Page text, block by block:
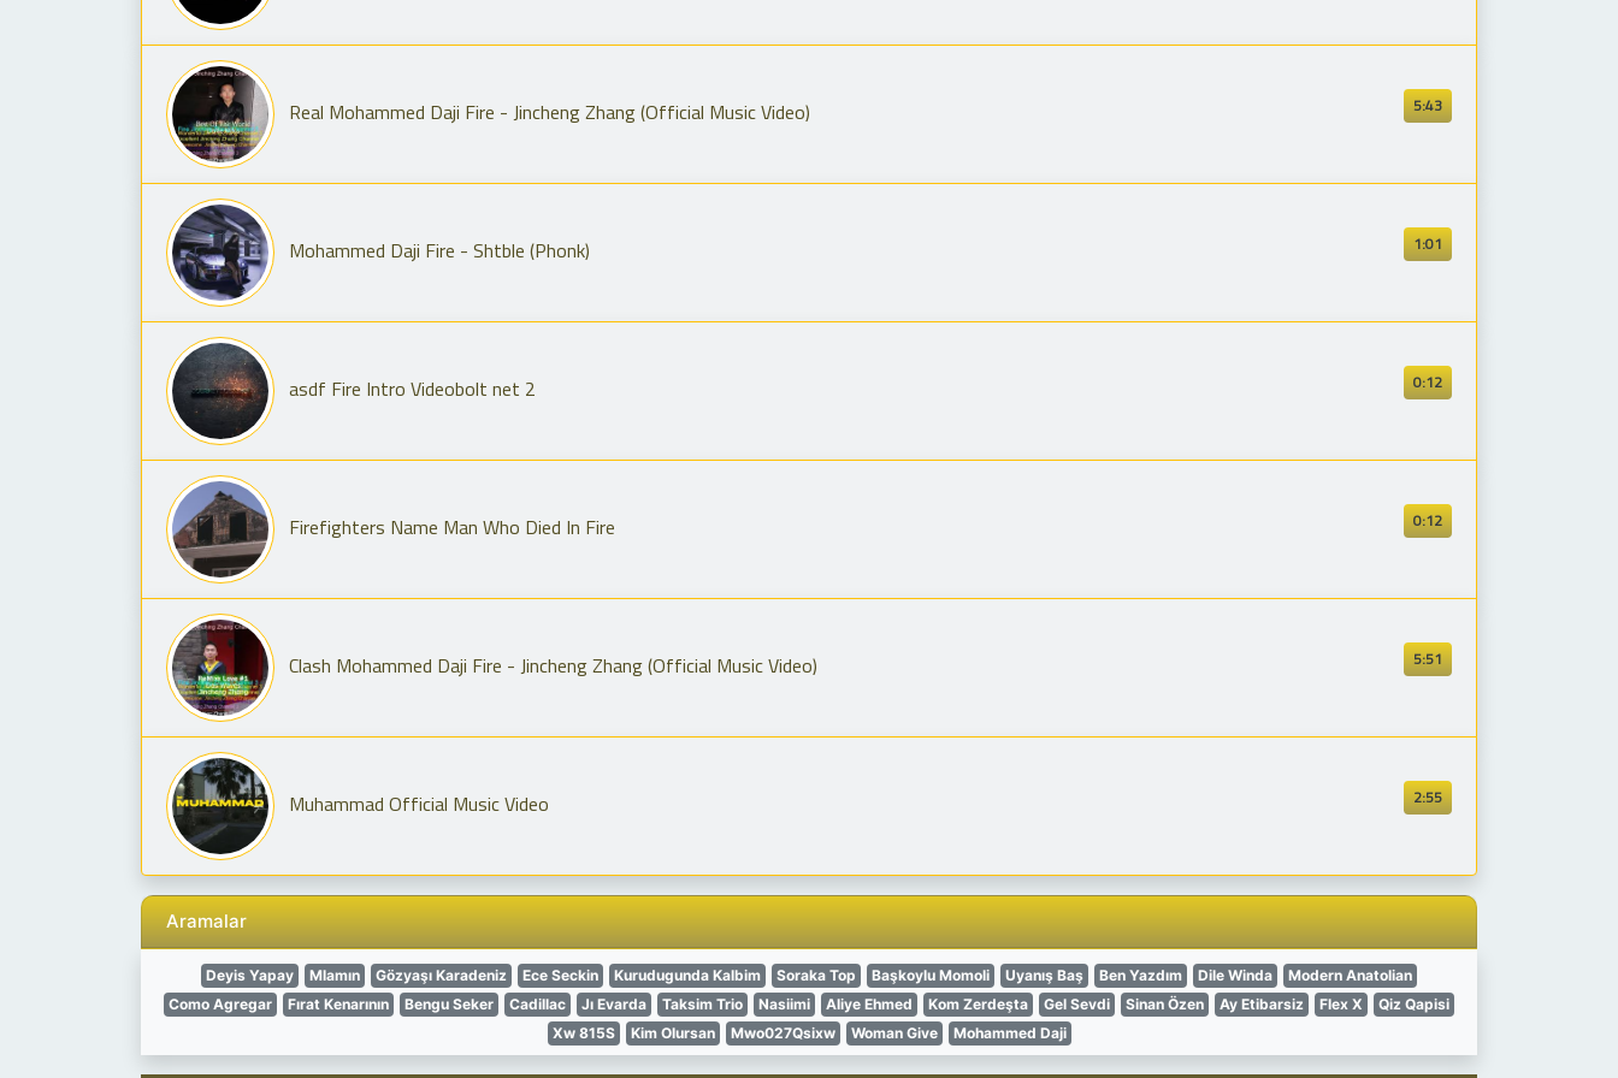
5:43
Real Mohammed Daji Fire - Jincheng Zhang (Official Music Video)
1:01
Mohammed Daji Fire - Shtble (Phonk)
0:12
asdf Fire Intro Videobolt net 2
0:12
Firefighters Name Man Who Died In Fire
5:51
Clash Mohammed Daji Fire - Jincheng Zhang (Official Music Video)
2:55
Muhammad Official Music Video
Aramalar
Deyis Yapay Mlamın Gözyaşı Karadeniz Ece Seckin Kurudugunda Kalbim Soraka Top Başkoylu Momoli Uyanış Baş Ben Yazdım Dile Winda
Modern Anatolian
Como Agregar
Fırat Kenarının Bengu Seker Cadillac Jı Evarda Taksim Trio Nasiimi Aliye Ehmed Kom Zerdeşta Gel Sevdi Sinan Özen Ay Etibarsiz Flex X
Qiz Qapisi
Xw 815S
Kim Olursan Mwo027Qsixw Woman Give Mohammed Daji